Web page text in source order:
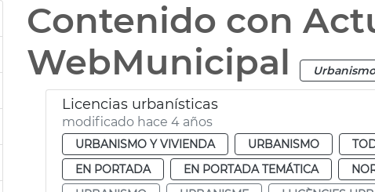
Contenido con
WebMunicipal
Urbanismo
Licencias urbanísticas
modificado hace 4 años
URBANISMO Y VIVIENDA URBANISMO
EN PORTADA
EN PORTADA TEMÁTICA